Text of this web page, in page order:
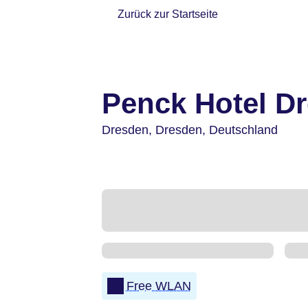
Zurück zur Startseite
Penck Hotel
Dresden, Dresden, Deutschland
Free WLAN